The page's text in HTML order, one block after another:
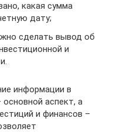
какая сумма
дату;
сделать вывод об
и
информации в
аспект, а
и финансов –